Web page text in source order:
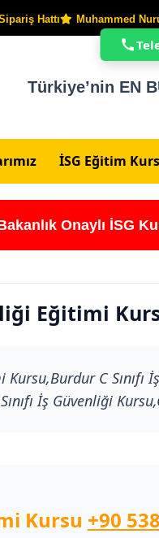
Hattı Muhammed
Türkiye’nin EN
İSG Eğitim
Onaylı İSG
Eğitimi
C Sınıfı
İş Güvenliği
Kursu +90